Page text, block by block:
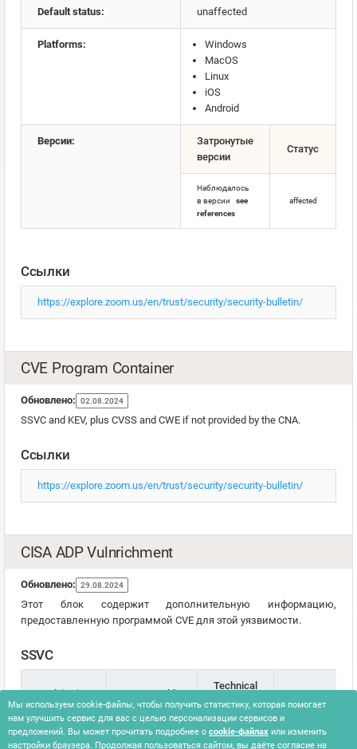
Default status: unaffected
Platforms:
Windows
MacOS
Linux
iOS
Android
Версии:
Затронутые
версии
Статус
Наблюдалось
в версии
see
references
affected
Ссылки
https://explore.zoom.us/en/trust/security/security-bulletin/
CVE Program Container
Обновлено: 02.08.2024
SSVC and KEV, plus CVSS and CWE if not provided by the CNA.
Ссылки
https://explore.zoom.us/en/trust/security/security-bulletin/
CISA ADP Vulnrichment
Обновлено: 29.08.2024
Этот блок содержит дополнительную информацию,
предоставленную программой CVE для этой уязвимости.
SSVC
Exploitation Automatable
Technical
Impact
Версия
none no partial 2.0.3
Мы используем cookie-файлы, чтобы получить статистику, которая помогает
нам улучшить сервис для вас с целью персонализации сервисов и
предложений. Вы может прочитать подробнее о cookie-файлах или изменить
настройки браузера. Продолжая пользоваться сайтом, вы даёте согласие на